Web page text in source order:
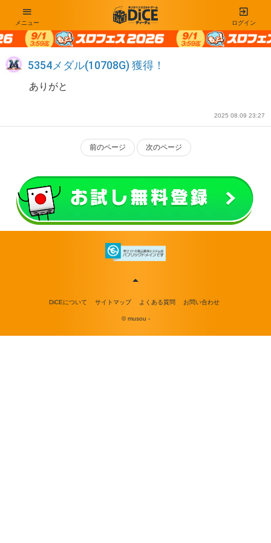
ログイン
メニュー
5354メダル(10708G) 獲得！
ありがと
2025 08.09 23:27
前のページ 次のページ
DiCEについて サイトマップ よくある質問 お問い合わせ
© musou -